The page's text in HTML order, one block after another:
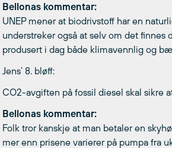
Bellonas kommentar:
UNEP mener at biodrivstoff har en
understreker også at selv om det finnes
produsert i dag både klimavennlig og
Jens’ 8. bløff:
CO2-avgiften på fossil diesel skal sikre
Bellonas kommentar:
Folk tror kanskje at man betaler en
mer enn prisene varierer på pumpa fra